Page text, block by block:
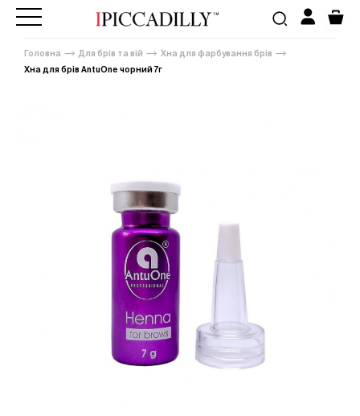
Головна Для брів та вій
Хна для фарбування брів
Хна для брів AntuOne чорний 7г